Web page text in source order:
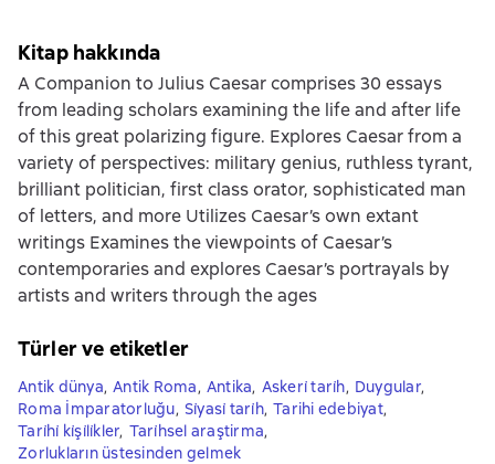
Kitap hakkında
A Companion to Julius Caesar comprises 30 essays
from leading scholars examining the life and after life
of this great polarizing figure. Explores Caesar from a
variety of perspectives: military genius, ruthless tyrant,
brilliant politician, first class orator, sophisticated man
of letters, and more Utilizes Caesar’s own extant
writings Examines the viewpoints of Caesar’s
contemporaries and explores Caesar’s portrayals by
artists and writers through the ages
Türler ve etiketler
Antik dünya, Antik Roma, Antika, Askeri̇ tari̇h, Duygular,
Roma İmparatorluğu, Si̇yasi̇ tari̇h, Tarihi edebiyat,
Tari̇hi̇ ki̇şi̇li̇kler, Tari̇hsel araştirma,
Zorlukların üstesinden gelmek